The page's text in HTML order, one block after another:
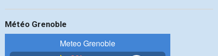
Météo Grenoble